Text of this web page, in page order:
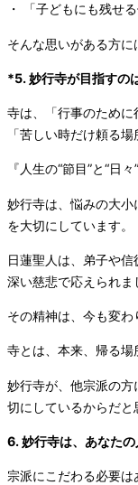
・ 「子どもにも残せ
そんな思いがある方に
*5. 妙行寺が目指すの
寺は、「行事のために
「苦しい時だけ頼る
『人生の“節目”と“日
妙行寺は、悩みの大小
を大切にしています。
日蓮聖人は、弟子や
深い慈悲で応えられま
その精神は、今も変わ
寺とは、本来、帰る場
妙行寺が、他宗派の方
切にしているからだと
6. 妙行寺は、あなた
宗派にこだわる必要は